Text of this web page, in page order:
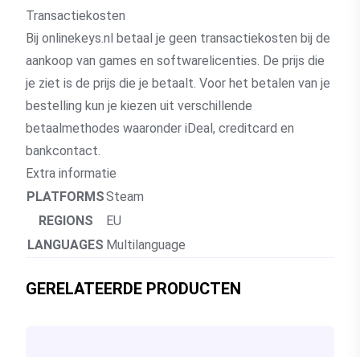
Transactiekosten
Bij onlinekeys.nl betaal je geen transactiekosten bij de
aankoop van games en softwarelicenties. De prijs die
je ziet is de prijs die je betaalt. Voor het betalen van je
bestelling kun je kiezen uit verschillende
betaalmethodes waaronder iDeal, creditcard en
bankcontact.
Extra informatie
PLATFORMSSteam
REGIONS
EU
LANGUAGES Multilanguage
GERELATEERDE PRODUCTEN